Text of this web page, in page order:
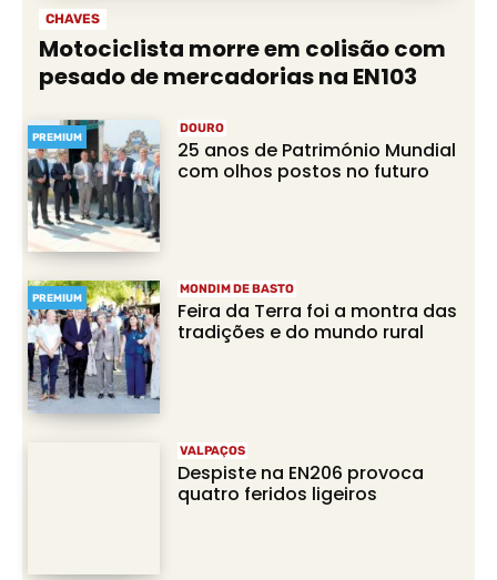
CHAVES
Motociclista morre em colisão com
pesado de mercadorias na EN103
PREMIUM
DOURO
25 anos de Património Mundial
com olhos postos no futuro
PREMIUM
MONDIM DE BASTO
Feira da Terra foi a montra das
tradições e do mundo rural
VALPAÇOS
Despiste na EN206 provoca
quatro feridos ligeiros